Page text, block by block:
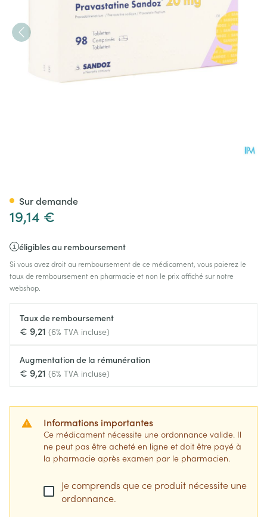
19,14 €
éligibles au remboursement
Si vous avez droit au remboursement de ce médicament, vous paierez le
taux de remboursement en pharmacie et non le prix affiché sur notre
webshop.
Taux de remboursement
€ 9,21 (6% TVA incluse)
Augmentation de la rémunération
€ 9,21 (6% TVA incluse)
Informations importantes
Ce médicament nécessite une ordonnance valide. Il
ne peut pas être acheté en ligne et doit être payé à
la pharmacie après examen par le pharmacien.
Je comprends que ce produit nécessite une
ordonnance.
Sur demande